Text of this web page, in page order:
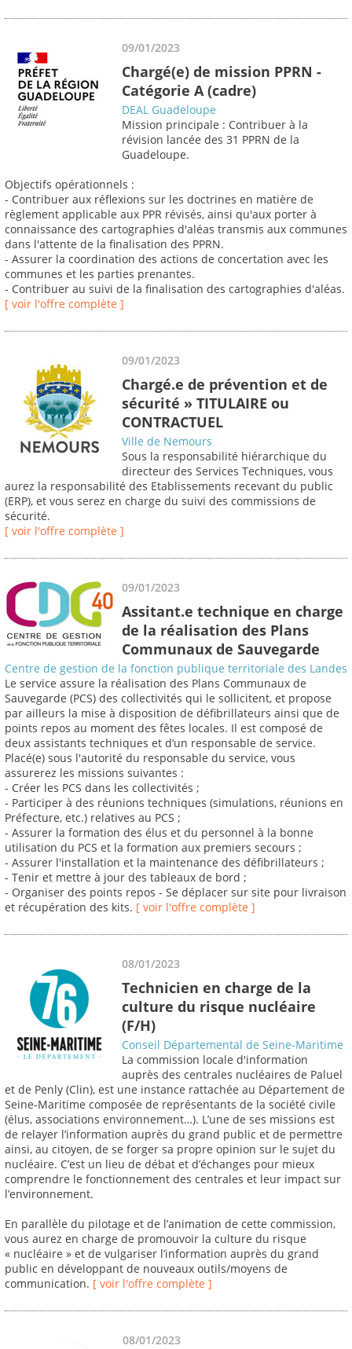
09/01/2023
Chargé(e) de mission PPRN -
Catégorie A (cadre)
DEAL Guadeloupe
Mission principale : Contribuer à la
révision lancée des 31 PPRN de la
Guadeloupe.
Objectifs opérationnels :
- Contribuer aux réflexions sur les doctrines en matière de
règlement applicable aux PPR révisés, ainsi qu'aux porter à
connaissance des cartographies d'aléas transmis aux communes
dans l'attente de la finalisation des PPRN.
- Assurer la coordination des actions de concertation avec les
communes et les parties prenantes.
- Contribuer au suivi de la finalisation des cartographies d'aléas.
[ voir l'offre complète ]
09/01/2023
Chargé.e de prévention et de
sécurité » TITULAIRE ou
CONTRACTUEL
Ville de Nemours
Sous la responsabilité hiérarchique du
directeur des Services Techniques, vous
aurez la responsabilité des Etablissements recevant du public
(ERP), et vous serez en charge du suivi des commissions de
sécurité.
[ voir l'offre complète ]
09/01/2023
Assitant.e technique en charge
de la réalisation des Plans
Communaux de Sauvegarde
Centre de gestion de la fonction publique territoriale des Landes
Le service assure la réalisation des Plans Communaux de
Sauvegarde (PCS) des collectivités qui le sollicitent, et propose
par ailleurs la mise à disposition de défibrillateurs ainsi que de
points repos au moment des fêtes locales. Il est composé de
deux assistants techniques et d’un responsable de service.
Placé(e) sous l'autorité du responsable du service, vous
assurerez les missions suivantes :
- Créer les PCS dans les collectivités ;
- Participer à des réunions techniques (simulations, réunions en
Préfecture, etc.) relatives au PCS ;
- Assurer la formation des élus et du personnel à la bonne
utilisation du PCS et la formation aux premiers secours ;
- Assurer l'installation et la maintenance des défibrillateurs ;
- Tenir et mettre à jour des tableaux de bord ;
- Organiser des points repos - Se déplacer sur site pour livraison
et récupération des kits. [ voir l'offre complète ]
08/01/2023
Technicien en charge de la
culture du risque nucléaire
(F/H)
Conseil Départemental de Seine-Maritime
La commission locale d'information
auprès des centrales nucléaires de Paluel
et de Penly (Clin), est une instance rattachée au Département de
Seine-Maritime composée de représentants de la société civile
(élus, associations environnement…). L’une de ses missions est
de relayer l’information auprès du grand public et de permettre
ainsi, au citoyen, de se forger sa propre opinion sur le sujet du
nucléaire. C’est un lieu de débat et d’échanges pour mieux
comprendre le fonctionnement des centrales et leur impact sur
l’environnement.
En parallèle du pilotage et de l’animation de cette commission,
vous aurez en charge de promouvoir la culture du risque
« nucléaire » et de vulgariser l’information auprès du grand
public en développant de nouveaux outils/moyens de
communication. [ voir l'offre complète ]
08/01/2023